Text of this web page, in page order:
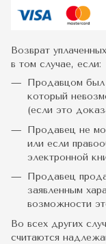
Возврат
в том случае, если:
Продавцом был
который
(если это
Продавец не
или если
электронной
Продавец
заявленным
возможности
Во всех других
считаются